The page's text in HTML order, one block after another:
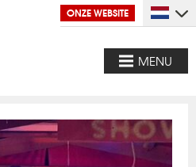
ONZE WEBSITE
MENU